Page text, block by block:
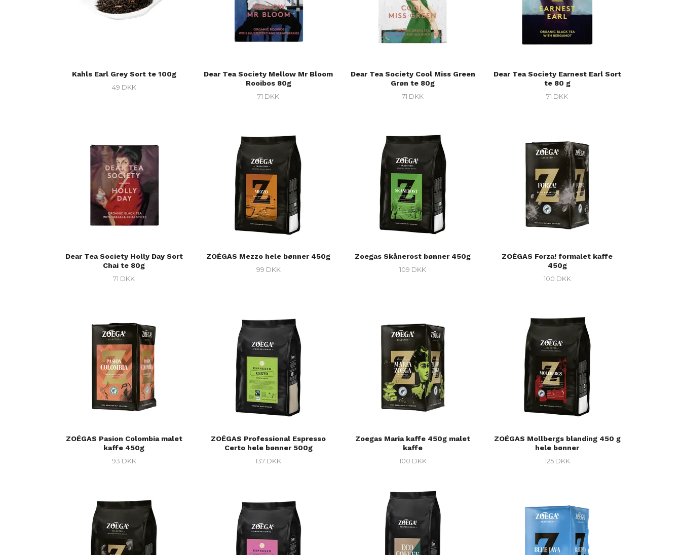
Kahls Earl Grey Sort te 100g
49 DKK
Dear Tea Society Mellow Mr Bloom
Rooibos 80g
71 DKK
Dear Tea Society Cool Miss Green
Grøn te 80g
71 DKK
Dear Tea Society Earnest Earl Sort
te 80 g
71 DKK
Dear Tea Society Holly Day Sort
Chai te 80g
71 DKK
ZOÉGAS Mezzo hele bønner 450g
99 DKK
Zoegas Skånerost bønner 450g
109 DKK
ZOÉGAS Forza! formalet kaffe
450g
100 DKK
ZOÉGAS Pasion Colombia malet
kaffe 450g
93 DKK
ZOÉGAS Professional Espresso
Certo hele bønner 500g
137 DKK
Zoegas Maria kaffe 450g malet
kaffe
100 DKK
ZOÉGAS Mollbergs blanding 450 g
hele bønner
125 DKK